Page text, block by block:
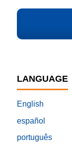
LANGUAGE
English
español
português